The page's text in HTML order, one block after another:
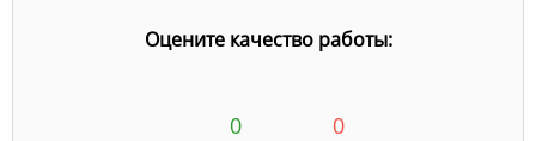
Оцените качество работы:
0 0